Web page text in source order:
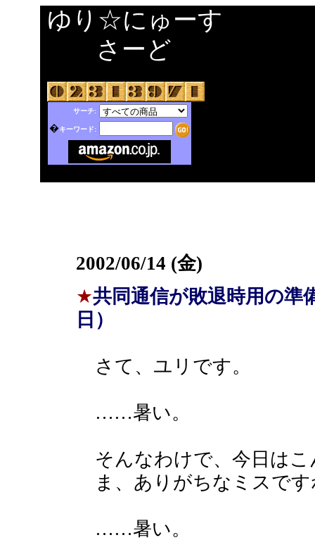
ゆり☆にゅーす
さーど
サーチ:
�キーワード:
2002/06/14 (金)
★共同通信が敗退時用の準
日）
さて、ユリです。
……暑い。
そんなわけで、今日はこ
ま、ありがちなミスです
……暑い。